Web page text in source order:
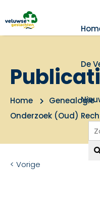
De
Home Genealogie
Onderzoek (Oud)
< Vorige